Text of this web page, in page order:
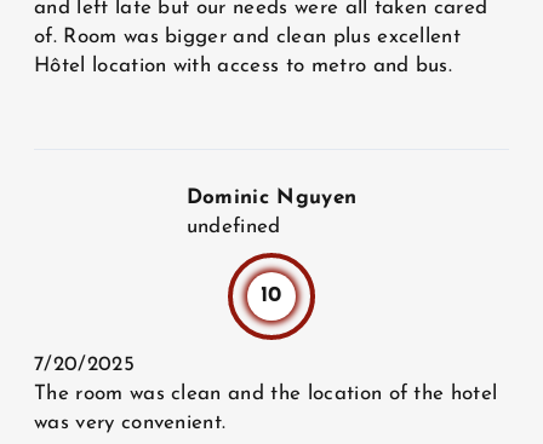
and left late but our needs were all taken cared
of. Room was bigger and clean plus excellent
Hôtel location with access to metro and bus.
Dominic Nguyen
undefined
10
7/20/2025
The room was clean and the location of the hotel
was very convenient.